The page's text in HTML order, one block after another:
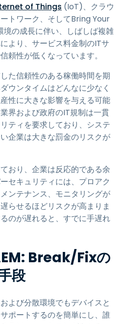
of Things (IoT)、クラウ
トワーク、そしてBring Your
境の成長に伴い、しばしば複雑
より、サービス料金制のITサ
頼性が低くなっています。
た信頼性のある稼働時間を期
ウンタイムはどんなに少なく
性に大きな影響を与える可能
界および政府のIT規制は一貫
ティを要求しており、システ
企業は大きな罰金のリスクが
おり、企業は反応的である余
セキュリティには、プロアク
ンテナンス、モニタリングが
らせるほどリスクが高まりま
のが遅れると、すでに手遅れ
Break/Fixの
段
よび分散環境でもデバイスと
ポートするのを簡単にし、誰